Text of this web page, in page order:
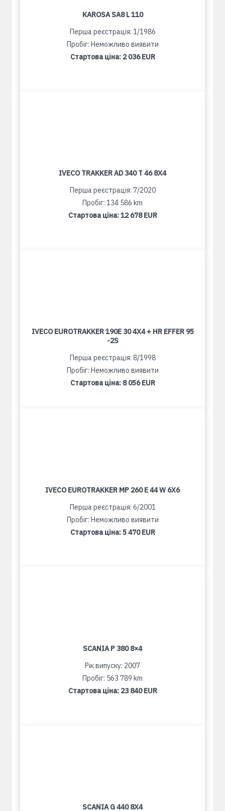
KAROSA SA8 L 110
Перша реєстрація: 1/1986
Пробіг: Неможливо виявити
Стартова ціна: 2 036 EUR
IVECO TRAKKER AD 340 T 46 8X4
Перша реєстрація: 7/2020
Пробіг: 134 586 km
Стартова ціна:12 678 EUR
IVECO EUROTRAKKER 190E 30 4X4 + HR EFFER 95
-2S
Перша реєстрація: 8/1998
Пробіг: Неможливо виявити
Стартова ціна: 8 056 EUR
IVECO EUROTRAKKER MP 260 E 44 W 6X6
Перша реєстрація: 6/2001
Пробіг: Неможливо виявити
Стартова ціна:5 470 EUR
SCANIA P 380 8×4
Рік випуску: 2007
Пробіг: 563 789 km
Стартова ціна: 23 840 EUR
SCANIA G 440 8X4